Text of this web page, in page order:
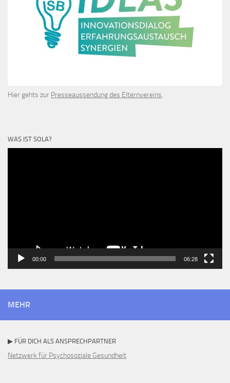
Hier gehts zur Presseaussendung des Elternvereins.
WAS IST SOLA?
00:00 06:28
MEHR
▶ FÜR DICH ALS ANSPRECHPARTNER
Netzwerk für Psychosoziale Gesundheit